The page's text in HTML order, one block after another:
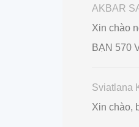
AKBAR
Xin chào
BẠN 570
Sviatlana
Xin chào,